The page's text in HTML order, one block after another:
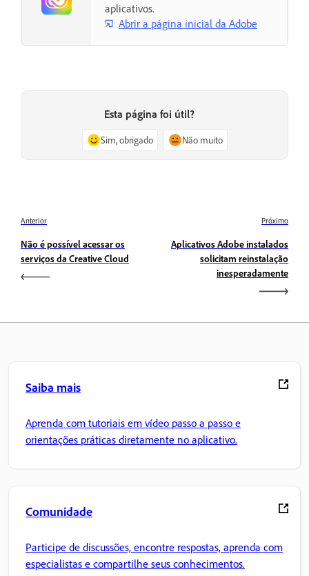
aplicativos.
Abrir a página inicial da Adobe
Esta página foi útil?
Sim, obrigado Não muito
Anterior
Não é possível acessar os
serviços da Creative Cloud
Próximo
Aplicativos Adobe instalados
solicitam reinstalação
inesperadamente
Saiba mais
Aprenda com tutoriais em vídeo passo a passo e
orientações práticas diretamente no aplicativo.
Comunidade
Participe de discussões, encontre respostas, aprenda com
especialistas e compartilhe seus conhecimentos.